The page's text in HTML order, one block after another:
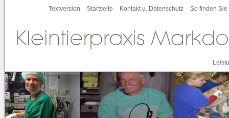
Textversion Startseite Kontakt u. Datenschutz So finden Sie